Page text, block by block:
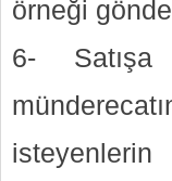
örneği
6-